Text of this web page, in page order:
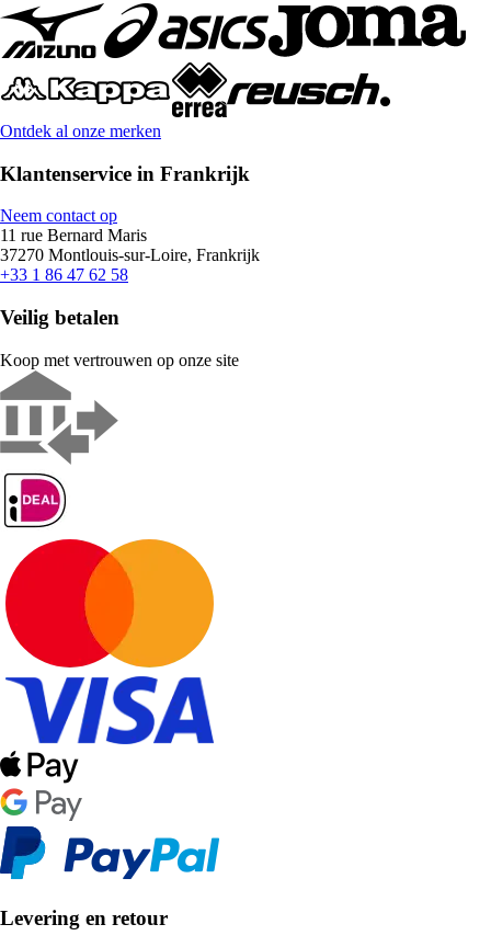
Ontdek al onze merken
Klantenservice in Frankrijk
Neem contact op
11 rue Bernard Maris
37270 Montlouis-sur-Loire, Frankrijk
+33 1 86 47 62 58
Veilig betalen
Koop met vertrouwen op onze site
Levering en retour